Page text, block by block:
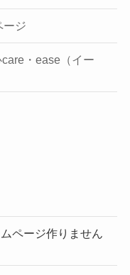
ージ
・ease（イー
ページ作りません